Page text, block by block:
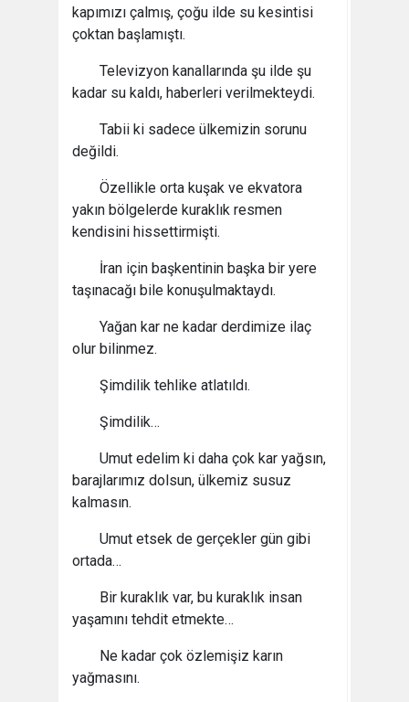
kapımızı çalmış, çoğu ilde su kesintisi
çoktan başlamıştı.
Televizyon kanallarında şu ilde şu
kadar su kaldı, haberleri verilmekteydi.
Tabii ki sadece ülkemizin sorunu
değildi.
Özellikle orta kuşak ve ekvatora
yakın bölgelerde kuraklık resmen
kendisini hissettirmişti.
İran için başkentinin başka bir yere
taşınacağı bile konuşulmaktaydı.
Yağan kar ne kadar derdimize ilaç
olur bilinmez.
Şimdilik tehlike atlatıldı.
Şimdilik…
Umut edelim ki daha çok kar yağsın,
barajlarımız dolsun, ülkemiz susuz
kalmasın.
Umut etsek de gerçekler gün gibi
ortada…
Bir kuraklık var, bu kuraklık insan
yaşamını tehdit etmekte…
Ne kadar çok özlemişiz karın
yağmasını.